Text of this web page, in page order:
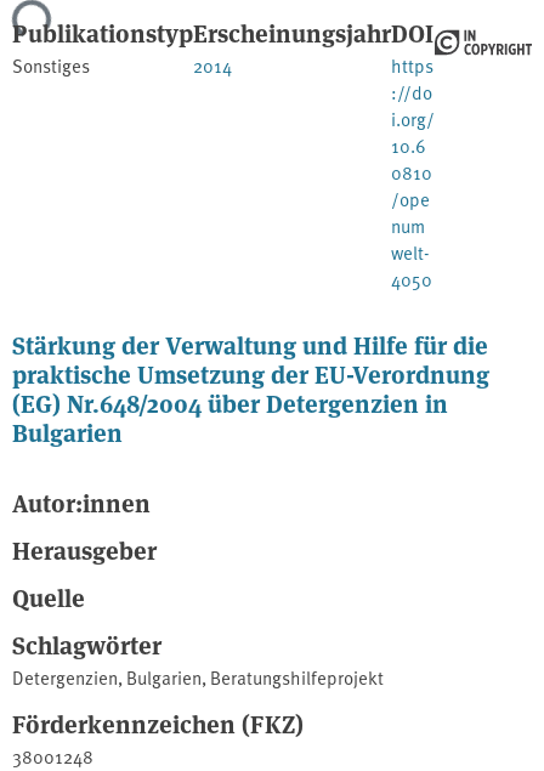
Publikationstyp
Sonstiges
Erscheinungsjahr
2014
DOI
https
://do
i.org/
10.6
0810
/ope
num
welt-
4050
Stärkung der Verwaltung und Hilfe für die
praktische Umsetzung der EU-Verordnung
(EG) Nr.648/2004 über Detergenzien in
Bulgarien
Autor:innen
Herausgeber
Quelle
Schlagwörter
Detergenzien,Bulgarien,Beratungshilfeprojekt
Förderkennzeichen (FKZ)
38001248